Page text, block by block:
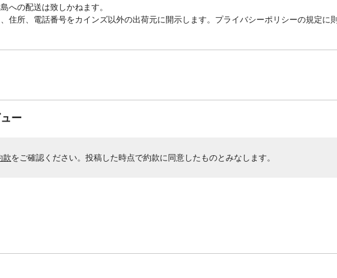
への配送は致しかねます。
住所、電話番号をカインズ以外の出荷元に開示します。プライバシーポリシーの規定に
ー
款をご確認ください。投稿した時点で約款に同意したものとみなします。